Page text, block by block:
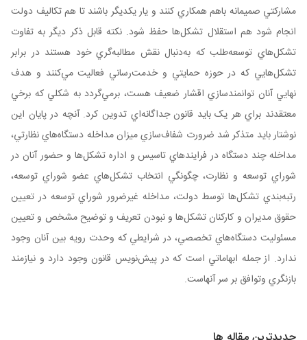
مشارکتي صميمانه باهم همکاري کنند و يا‌ر يکديگر باشند تا هم تکاليف دولت
انجام شود هم استقلال تشکل‌ها حفظ شود. نکته قابل ذکر ديگر به تفاوت
تشکل‌هاي توسعه‌طلب که به‌دنبال نقش مطالبه‌گري خود هستند در برابر
تشکل‌هايي که در حوزه حمايتي و خدمت‌رساني فعاليت مي‌کنند و هدف
نهايي آنان توانمندسازي اقشار ضعيف هست، برمي‌گردد به ‌شکلي که برخي
معتقدند براي هر يک بايد قانون جداگانه‌اي تدوين کرد. آنچه در پايان اين
نوشتار بايد متذکر شد ضرورت شفاف‌سازي ميزان مداخله دستگاه‌هاي نظارتي،
مداخله چند دستگاه در فرايندهاي تاسيس و اداره تشکل‌ها و حضور آنان در
شوراي توسعه و نظارت، چگونگي انتخاب تشکل‌هاي عضو شوراي توسعه،
رتبه‌بندي تشکل‌ها توسط دولت، مداخله غيرضرور شوراي توسعه در تعيين
حقوق مديران و کارکنان تشکل‌ها و نبودن تعريف و توضيح مشخص و تعيين
مسئوليت دستگاه‌هاي تخصصي، در شرايطي که وحدت رويه بين آنان وجود
ندارد. از جمله ابهاماتي است که در پيش‌نويس قانون وجود دارد و نيازمند
بازنگري وتوافق بر سر آنهاست.